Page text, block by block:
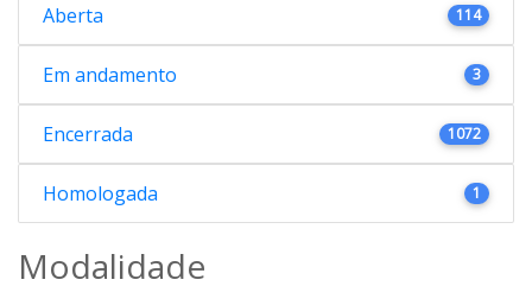
Aberta 114
Em andamento 3
Encerrada 1072
Homologada 1
Modalidade